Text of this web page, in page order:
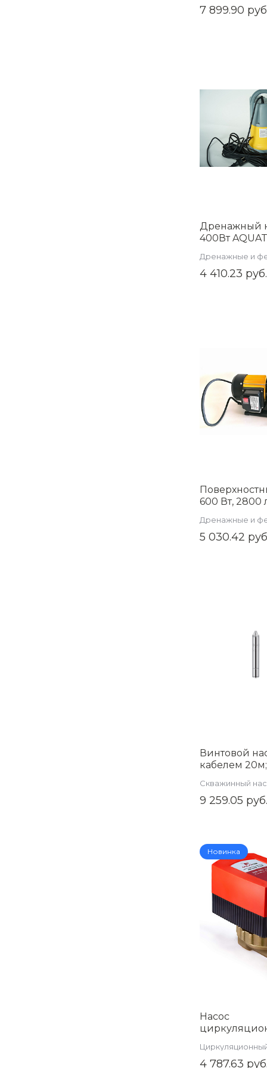
QGD3.5/1.2-
7 899.90
Дренажный
400Вт
Дренажные и
насосы
4 410.23 руб.
600 Вт, 2800
CGP600P-03
Дренажные и
насосы
5 030.42
Винтовой
кабелем
AM-QGD3.5/
Скважинный
9 259.05 руб.
Новинка
Насос
04
4 787.63 руб.